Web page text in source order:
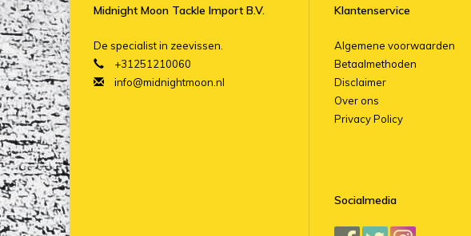
Midnight Moon Tackle Import B.V.
De specialist in zeevissen.
+31251210060
info@midnightmoon.nl
Klantenservice
Algemene voorwaarden
Betaalmethoden
Disclaimer
Over ons
Privacy Policy
Socialmedia